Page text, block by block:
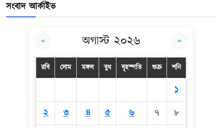
সংবাদ আর্কাইভ
« অগাস্ট ২০২৬ »
রবি সোম মঙ্গল বুধ বৃহস্পতি শুক্র শনি
১
২
৩ ৪ ৫ ৬ ৭
৮